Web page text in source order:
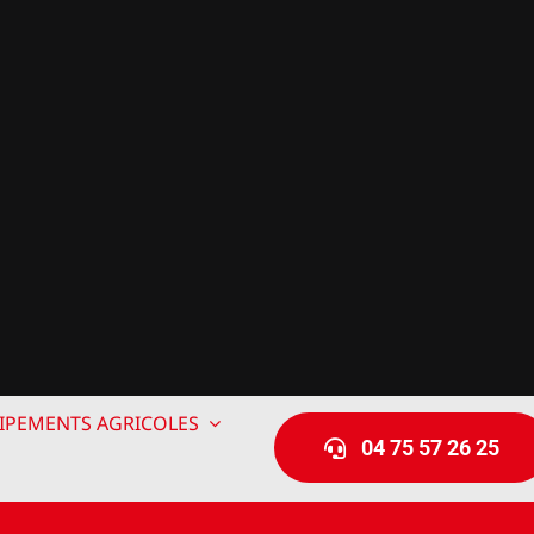
AGRICOLES
04 75 57 26 25